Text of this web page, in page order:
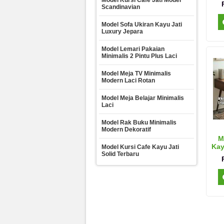
Scandinavian
Model Sofa Ukiran Kayu Jati
Luxury Jepara
Model Lemari Pakaian
Minimalis 2 Pintu Plus Laci
Model Meja TV Minimalis
Modern Laci Rotan
Model Meja Belajar Minimalis
Laci
Model Rak Buku Minimalis
Modern Dekoratif
Model Kursi Cafe Kayu Jati
Solid Terbaru